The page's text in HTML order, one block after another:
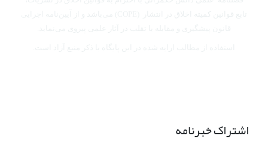
اشتراک خبرنامه